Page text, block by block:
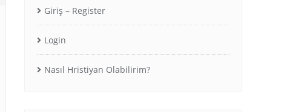
Giriş – Register
Login
Nasıl Hristiyan Olabilirim?